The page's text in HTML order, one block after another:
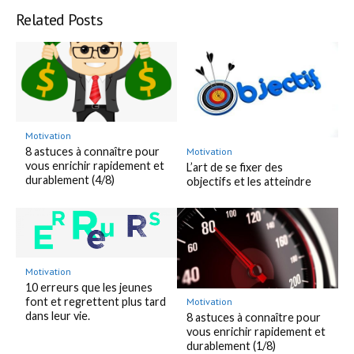
Bookmark
Related Posts
Motivation
8 astuces à connaître pour
vous enrichir rapidement et
durablement (4/8)
Motivation
L’art de se fixer des
objectifs et les atteindre
Motivation
10 erreurs que les jeunes
font et regrettent plus tard
dans leur vie.
Motivation
8 astuces à connaître pour
vous enrichir rapidement et
durablement (1/8)